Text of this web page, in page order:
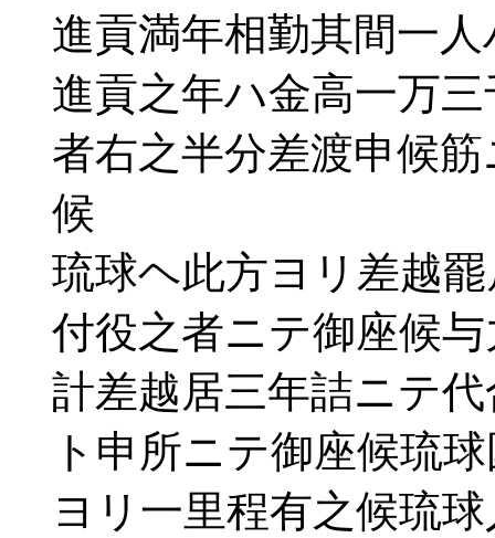
進貢満年相勤其間一人
進貢之年ハ金高一万三
者右之半分差渡申候筋
候
琉球ヘ此方ヨリ差越罷
付役之者ニテ御座候与
計差越居三年詰ニテ代
ト申所ニテ御座候琉球
ヨリ一里程有之候琉球